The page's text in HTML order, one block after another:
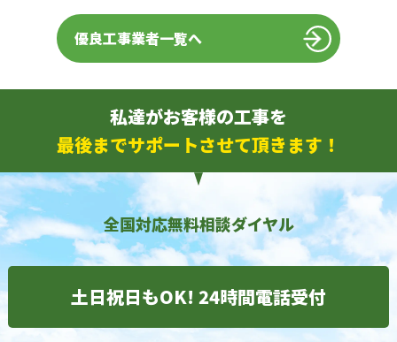
優良工事業者一覧へ
私達がお客様の工事を
最後までサポートさせて頂きます！
全国対応無料相談ダイヤル
土日祝日もOK! 24時間電話受付